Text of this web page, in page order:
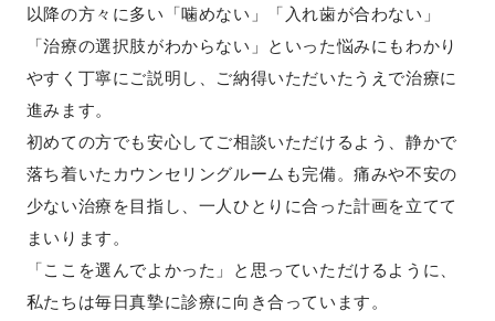
以降の方々に多い「噛めない」「入れ歯が合わない」
「治療の選択肢がわからない」といった悩みにもわかり
やすく丁寧にご説明し、ご納得いただいたうえで治療に
進みます。
初めての方でも安心してご相談いただけるよう、静かで
落ち着いたカウンセリングルームも完備。痛みや不安の
少ない治療を目指し、一人ひとりに合った計画を立てて
まいります。
「ここを選んでよかった」と思っていただけるように、
私たちは毎日真摯に診療に向き合っています。